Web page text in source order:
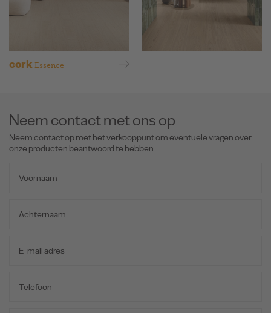
cork Essence
Neem contact met ons op
Neem contact op met het verkooppunt om eventuele vragen over
onze producten beantwoord te hebben